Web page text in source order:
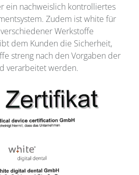
ein nachweislich kontrolliertes
Zudem ist white für
Werkstoffe
dem Kunden die Sicherheit,
streng nach den Vorgaben der
verarbeitet werden.